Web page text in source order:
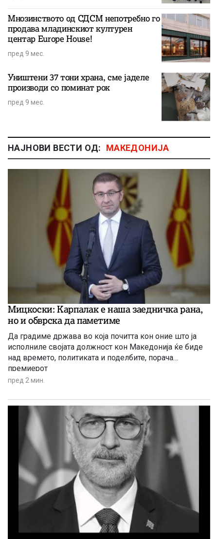
Мнозинството од СДСМ непотребно го
продава младинскиот културен
центар Europe House!
пред 9 мес.
Уништени 37 тони храна, сме јаделе
производи со поминат рок
пред 9 мес.
НАЈНОВИ ВЕСТИ ОД: МАКЕДОНИЈА
Мицкоски: Карпалак е наша заедничка рана,
но и обврска да паметиме
Да градиме држава во која почитта кон оние што ја
исполниле својата должност кон Македонија ќе биде
над времето, политиката и поделбите, порача
премиерот
пред 2 мин.